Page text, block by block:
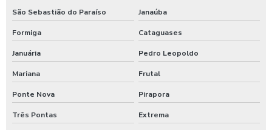
Máquina de jogar produtos químicos
Máquina de jogar sabão
Maquina de jogar sabao para carros
Maquina de lavar caminhão de água quente
Máquina de lavar caminhão três produtos
Maquina para lavar caminhões
São Sebastião do Paraíso Janaúba
Formiga Cataguases
Januária Pedro Leopoldo
Mariana Frutal
Ponte Nova Pirapora
Três Pontas Extrema